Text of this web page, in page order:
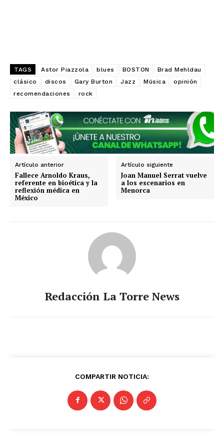
TAGS Astor Piazzola blues BOSTON
Brad Mehldau
clásico
discos Gary Burton Jazz Música
opinión
recomendaciones
rock
Artículo anterior
Fallece Arnoldo Kraus,
referente en bioética y la
reflexión médica en
México
Artículo siguiente
Joan Manuel Serrat vuelve
a los escenarios en
Menorca
Redacción La Torre News
COMPARTIR NOTICIA: